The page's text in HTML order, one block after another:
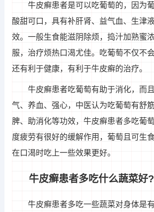
牛皮癣患者是可以吃葡萄的，因为
酸甜可口，具有补肝肾、益气血、生津
效。一般生食能滋阴除烦，捣汁加熟蜜
服，治疗烦热口渴尤佳。吃葡萄不仅不
还有利于健康，有利于牛皮癣的治疗。
牛皮癣患者吃葡萄有助于消化，而
气、养血、强心，中医认为吃葡萄有舒
脾、助消化等功效，牛皮癣患者多吃葡
度疲劳有很好的缓解作用，葡萄且可生
在口渴时吃上一些效果更好。
牛皮癣患者多吃什么蔬菜好?
牛皮癣患者多吃一些蔬菜对身体是